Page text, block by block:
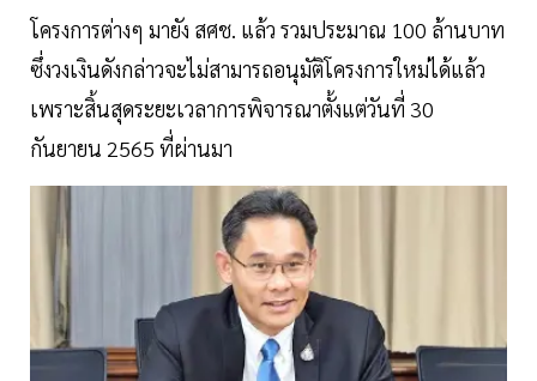
โครงการต่างๆ มายัง สศช. แล้ว รวมประมาณ 100 ล้านบาท
ซึ่งวงเงินดังกล่าวจะไม่สามารถอนุมัติโครงการใหม่ได้แล้ว
เพราะสิ้นสุดระยะเวลาการพิจารณาตั้งแต่วันที่ 30
กันยายน 2565 ที่ผ่านมา